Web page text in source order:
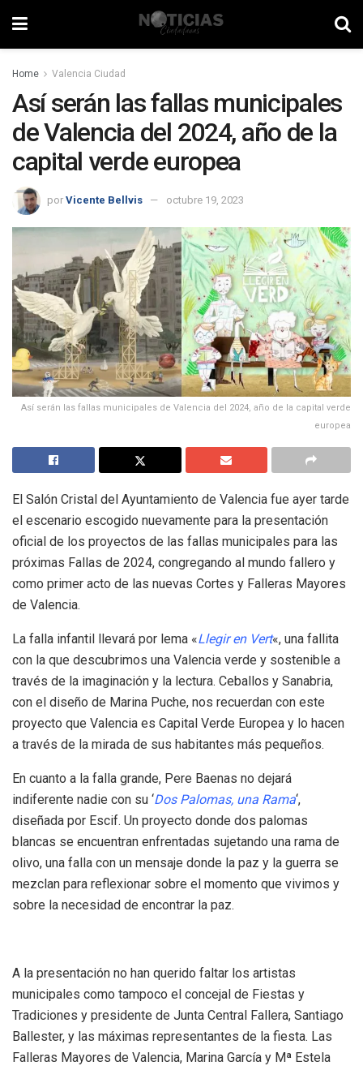
Home Valencia Ciudad
Así serán las fallas municipales
de Valencia del 2024, año de la
capital verde europea
por Vicente Bellvis octubre 19, 2023
Así serán las fallas municipales de Valencia del 2024, año de la capital verde
europea
El Salón Cristal del Ayuntamiento de Valencia fue ayer tarde
el escenario escogido nuevamente para la presentación
oficial de los proyectos de las fallas municipales para las
próximas Fallas de 2024, congregando al mundo fallero y
como primer acto de las nuevas Cortes y Falleras Mayores
de Valencia.
La falla infantil llevará por lema «Llegir en Vert«, una fallita
con la que descubrimos una Valencia verde y sostenible a
través de la imaginación y la lectura. Ceballos y Sanabria,
con el diseño de Marina Puche, nos recuerdan con este
proyecto que Valencia es Capital Verde Europea y lo hacen
a través de la mirada de sus habitantes más pequeños.
En cuanto a la falla grande, Pere Baenas no dejará
indiferente nadie con su ‘Dos Palomas, una Rama‘,
diseñada por Escif. Un proyecto donde dos palomas
blancas se encuentran enfrentadas sujetando una rama de
olivo, una falla con un mensaje donde la paz y la guerra se
mezclan para reflexionar sobre el momento que vivimos y
sobre la necesidad de encontrar la paz.
A la presentación no han querido faltar los artistas
municipales como tampoco el concejal de Fiestas y
Tradiciones y presidente de Junta Central Fallera, Santiago
Ballester, y las máximas representantes de la fiesta. Las
Falleras Mayores de Valencia, Marina García y Mª Estela